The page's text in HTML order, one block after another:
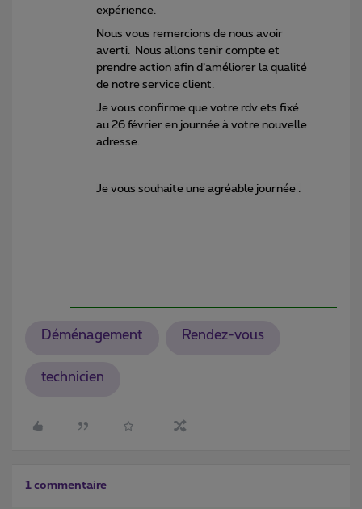
expérience.
Nous vous remercions de nous avoir
averti. Nous allons tenir compte et
prendre action afin d’améliorer la qualité
de notre service client.
Je vous confirme que votre rdv ets fixé
au 26 février en journée à votre nouvelle
adresse.
Je vous souhaite une agréable journée .
Déménagement Rendez-vous
technicien
1 commentaire